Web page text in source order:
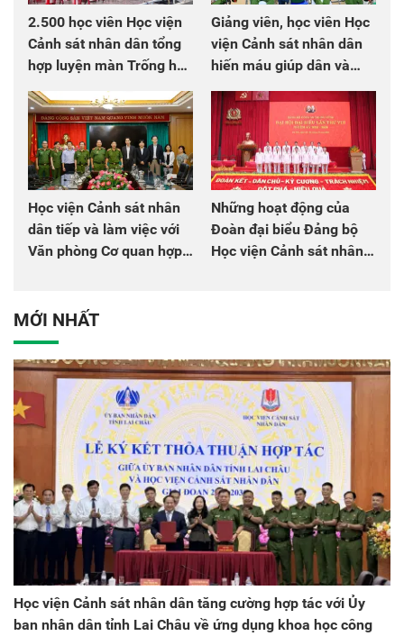
2.500 học viên Học viện
Cảnh sát nhân dân tổng
hợp luyện màn Trống hội
chào mừng Đại hội Đảng
Giảng viên, học viên Học
viện Cảnh sát nhân dân
hiến máu giúp dân và
đồng đội
Học viện Cảnh sát nhân
dân tiếp và làm việc với
Văn phòng Cơ quan hợp
Những hoạt động của
Đoàn đại biểu Đảng bộ
Học viện Cảnh sát nhân
MỚI NHẤT
Học viện Cảnh sát nhân dân tăng cường hợp tác với Ủy
ban nhân dân tỉnh Lai Châu về ứng dụng khoa học công